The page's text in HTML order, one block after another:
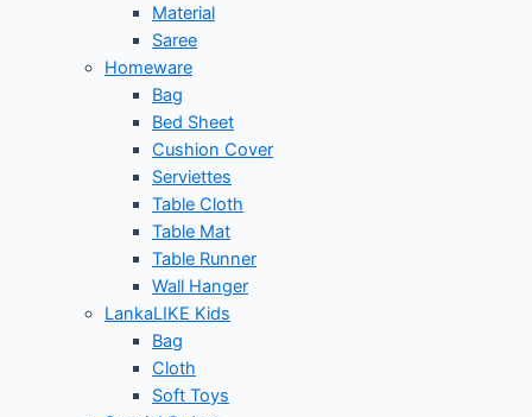
Material
Saree
Homeware
Bag
Bed Sheet
Cushion Cover
Serviettes
Table Cloth
Table Mat
Table Runner
Wall Hanger
LankaLIKE Kids
Bag
Cloth
Soft Toys